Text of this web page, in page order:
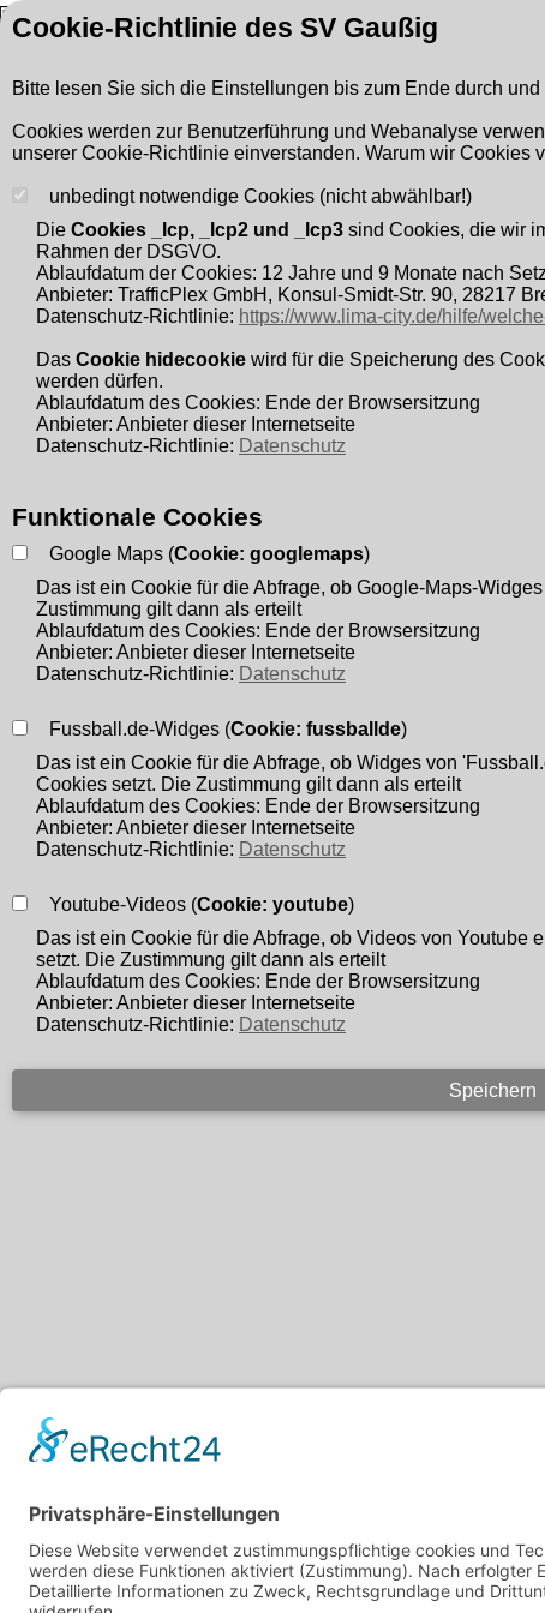
Cookie-Richtlinie des SV Gaußig
Bitte lesen Sie sich die Einstellungen bis zum Ende durch
Cookies werden zur Benutzerführung und Webanalyse
unserer Cookie-Richtlinie einverstanden. Warum wir
unbedingt notwendige Cookies (nicht abwählbar!)
Die Cookies _lcp, _lcp2 und _lcp3 sind Cookies, die wir
Rahmen der DSGVO.
Ablaufdatum der Cookies: 12 Jahre und 9 Monate nach
Anbieter: TrafficPlex GmbH, Konsul-Smidt-Str. 90, 28217
Datenschutz-Richtlinie: https://www.lima-city.de/hilfe/
Das Cookie hidecookie wird für die Speicherung des
werden dürfen.
Ablaufdatum des Cookies: Ende der Browsersitzung
Anbieter: Anbieter dieser Internetseite
Datenschutz-Richtlinie: Datenschutz
Funktionale Cookies
Google Maps (Cookie: googlemaps)
Das ist ein Cookie für die Abfrage, ob Google-Maps-
Zustimmung gilt dann als erteilt
Ablaufdatum des Cookies: Ende der Browsersitzung
Anbieter: Anbieter dieser Internetseite
Datenschutz-Richtlinie: Datenschutz
Fussball.de-Widges (Cookie: fussballde)
Das ist ein Cookie für die Abfrage, ob Widges von
Cookies setzt. Die Zustimmung gilt dann als erteilt
Ablaufdatum des Cookies: Ende der Browsersitzung
Anbieter: Anbieter dieser Internetseite
Datenschutz-Richtlinie: Datenschutz
Youtube-Videos (Cookie: youtube)
Das ist ein Cookie für die Abfrage, ob Videos von
setzt. Die Zustimmung gilt dann als erteilt
Ablaufdatum des Cookies: Ende der Browsersitzung
Anbieter: Anbieter dieser Internetseite
Datenschutz-Richtlinie: Datenschutz
Informationen »
Anfahrt
Kontakt »
Gästebuch
Kontaktformular
Vereins- / Fanshop
Links
Impressum
Suchbegriff:
Hier können Sie gern
Die mit *
Adressfelder
Vorname*
Straße
PLZ / Ort
E-mail
Telefonnummer
Ihre Mitteilung*: